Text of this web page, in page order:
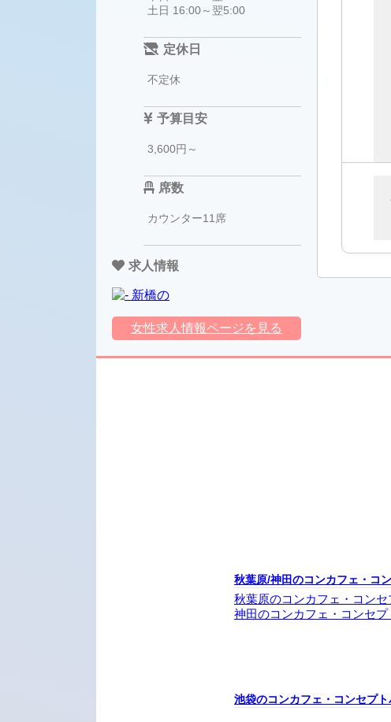
土日 16:00～翌5:00
定休日
不定休
予算目安
3,600円～
席数
カウンター11席
求人情報
女性求人情報ページを見る
秋葉原/神田のコンカフェ・コ
秋葉原のコンカフェ・コンセ
神田のコンカフェ・コンセプ
池袋のコンカフェ・コンセプト